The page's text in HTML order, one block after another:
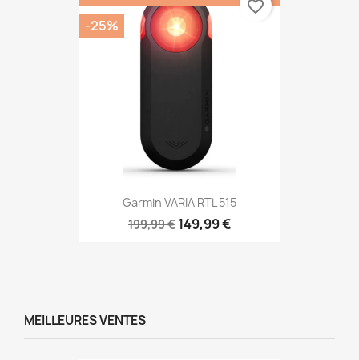
Garmin VARIA RTL 515
199,99 € 149,99 €
-25%
favorite_border
MEILLEURES VENTES